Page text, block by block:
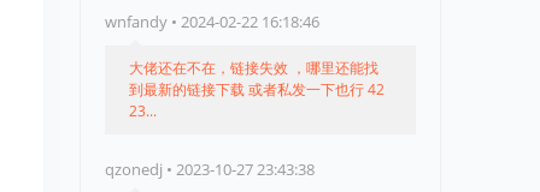
wnfandy • 2024-02-22 16:18:46
大佬还在不在，链接失效 ，哪里还能找
到最新的链接下载 或者私发一下也行 42
23...
qzonedj • 2023-10-27 23:43:38